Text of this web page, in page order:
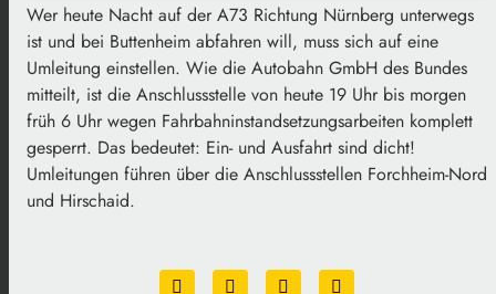
Wer heute Nacht auf der A73 Richtung Nürnberg unterwegs
ist und bei Buttenheim abfahren will, muss sich auf eine
Umleitung einstellen. Wie die Autobahn GmbH des Bundes
mitteilt, ist die Anschlussstelle von heute 19 Uhr bis morgen
früh 6 Uhr wegen Fahrbahninstandsetzungsarbeiten komplett
gesperrt. Das bedeutet: Ein- und Ausfahrt sind dicht!
Umleitungen führen über die Anschlussstellen Forchheim-Nord
und Hirschaid.